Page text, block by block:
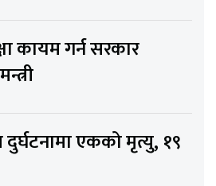
कायम गर्न सरकार
एकको मृत्यु, १९